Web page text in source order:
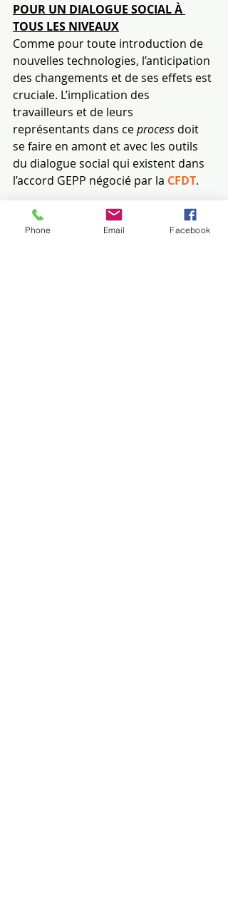
POUR UN DIALOGUE SOCIAL À
TOUS LES NIVEAUX
Comme pour toute introduction de
nouvelles technologies, l’anticipation
des changements et de ses effets est
cruciale. L’implication des
travailleurs et de leurs
représentants dans ce process doit
se faire en amont et avec les outils
du dialogue social qui existent dans
l’accord GEPP négocié par la CFDT.
Phone Email Facebook